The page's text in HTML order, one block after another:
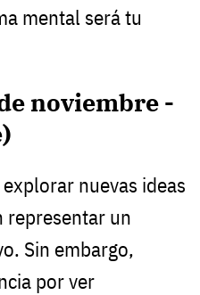
mental será tu
noviembre -
nuevas ideas
representar un
Sin embargo,
por ver